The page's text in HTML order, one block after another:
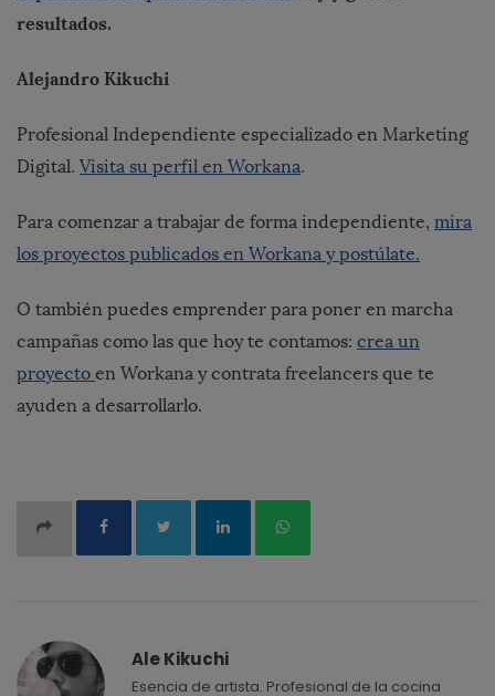
resultados.
Alejandro Kikuchi
Profesional Independiente especializado en Marketing
Digital. Visita su perfil en Workana.
Para comenzar a trabajar de forma independiente, mira
los proyectos publicados en Workana y postúlate.
O también puedes emprender para poner en marcha
campañas como las que hoy te contamos: crea un
proyecto en Workana y contrata freelancers que te
ayuden a desarrollarlo.
Ale Kikuchi
Esencia de artista. Profesional de la cocina